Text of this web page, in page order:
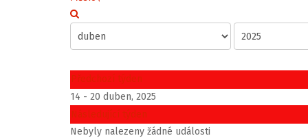
Předchozí týden
14 - 20 duben, 2025
Následující týden
Nebyly nalezeny žádné události